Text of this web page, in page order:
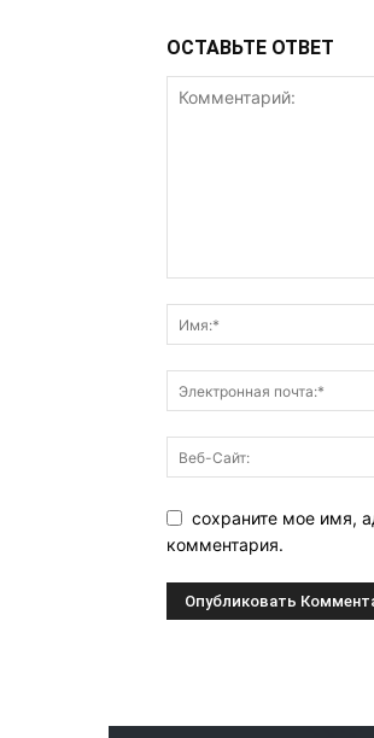
ОСТАВЬТЕ ОТВЕТ
сохраните мое имя,
комментария.